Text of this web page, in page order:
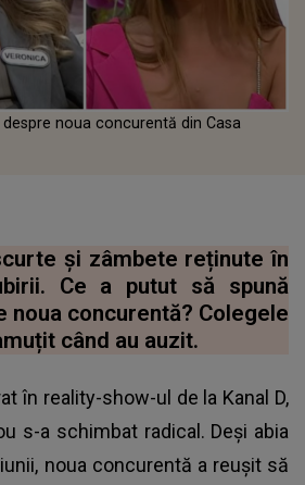
noua concurentă din Casa
și zâmbete reținute în
Ce a putut să spună
noua concurentă? Colegele
când au auzit.
în reality-show-ul de la Kanal D,
s-a schimbat radical. Deși abia
noua concurentă a reușit să